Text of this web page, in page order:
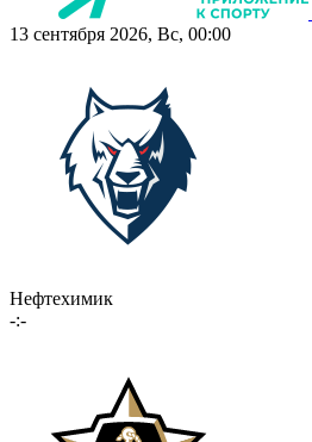
13 сентября 2026, Вс, 00:00
Нефтехимик
-:-